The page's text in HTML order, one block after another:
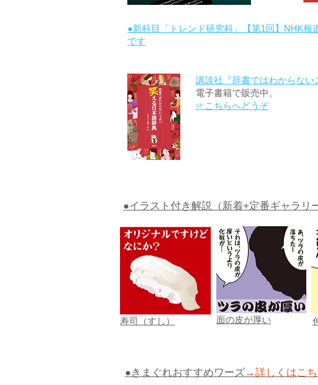
●新科目「トレンド研究科」【第1回】NHK
です
講談社『辞書ではわからな
電子書籍で販売中。
☞こちらへどうぞ
●イラスト付き解説（新着+定番ギャラリ
寿司（すし） 面の皮が厚い
●きまぐれおすすめワーズ→詳しくはこち